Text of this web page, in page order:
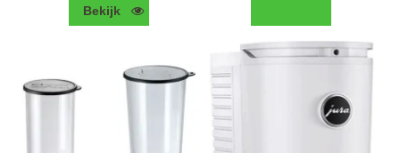
Bekijk